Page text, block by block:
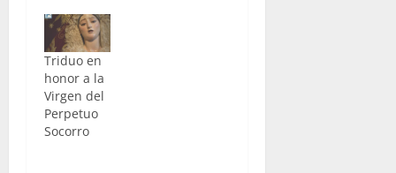
Triduo en
honor a la
Virgen del
Perpetuo
Socorro